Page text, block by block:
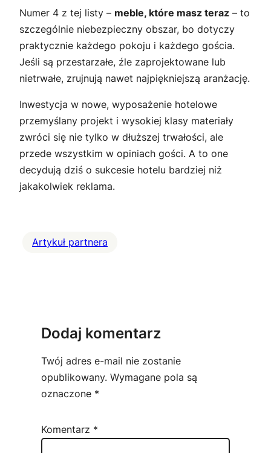
Numer 4 z tej listy – meble, które masz teraz – to
szczególnie niebezpieczny obszar, bo dotyczy
praktycznie każdego pokoju i każdego gościa.
Jeśli są przestarzałe, źle zaprojektowane lub
nietrwałe, zrujnują nawet najpiękniejszą aranżację.
Inwestycja w nowe, wyposażenie hotelowe
przemyślany projekt i wysokiej klasy materiały
zwróci się nie tylko w dłuższej trwałości, ale
przede wszystkim w opiniach gości. A to one
decydują dziś o sukcesie hotelu bardziej niż
jakakolwiek reklama.
Artykuł partnera
Dodaj komentarz
Twój adres e-mail nie zostanie
opublikowany. Wymagane pola są
oznaczone *
Komentarz *